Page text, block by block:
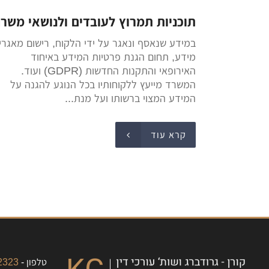
תוכניות תמרוץ לעובדים ולנושאי
במידע שנאסף ונאגר על ידי הלקוח, רישום מאגרי
מידע, תחום הגנת פרטיות המידע באיחוד
האירופאי והתקנות החדשות (GDPR) ועוד.
המשרד מייעץ ללקוחותיו בכל הנוגע להגנה על
המידע המצוי ברשותו ועל מנת...
קרא עוד
טלפון -